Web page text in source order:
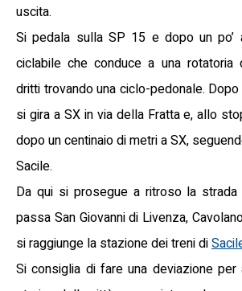
uscita.
Si pedala sulla SP 15 e dopo un po’
ciclabile che conduce a una
dritti trovando una ciclo-pedonale.
si gira a SX in via della Fratta e, allo
dopo un centinaio di metri a SX,
Sacile.
Da qui si prosegue a ritroso la strada
passa San Giovanni di Livenza,
si raggiunge la stazione dei treni di
Si consiglia di fare una deviazione per